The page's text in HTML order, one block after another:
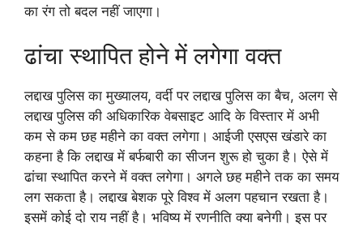
का रंग तो बदल नहीं जाएगा।
ढांचा स्थापित होने में लगेगा वक्त
लद्दाख पुलिस का मुख्यालय, वर्दी पर लद्दाख पुलिस का बैच, अलग से
लद्दाख पुलिस की अधिकारिक वेबसाइट आदि के विस्तार में अभी
कम से कम छह महीने का वक्त लगेगा। आईजी एसएस खंडारे का
कहना है कि लद्दाख में बर्फबारी का सीजन शुरू हो चुका है। ऐसे में
ढांचा स्थापित करने में वक्त लगेगा। अगले छह महीने तक का समय
लग सकता है। लद्दाख बेशक पूरे विश्व में अलग पहचान रखता है।
इसमें कोई दो राय नहीं है। भविष्य में रणनीति क्या बनेगी। इस पर